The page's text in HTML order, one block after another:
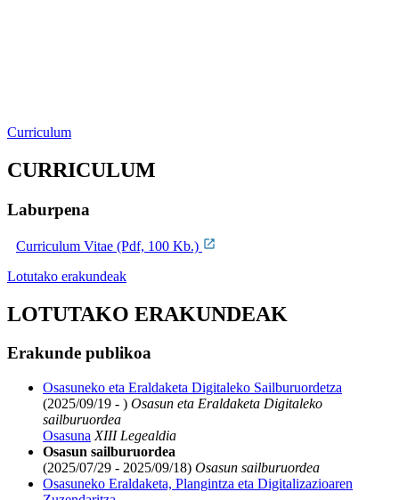
Curriculum
CURRICULUM
Laburpena
Curriculum Vitae (Pdf, 100 Kb.)
Lotutako erakundeak
LOTUTAKO ERAKUNDEAK
Erakunde publikoa
Osasuneko eta Eraldaketa Digitaleko Sailburuordetza
(2025/09/19 - ) Osasun eta Eraldaketa Digitaleko
sailburuordea
Osasuna XIII Legealdia
Osasun sailburuordea
(2025/07/29 - 2025/09/18) Osasun sailburuordea
Osasuneko Eraldaketa, Plangintza eta Digitalizazioaren